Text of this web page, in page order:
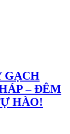
GẠCH
– ĐÊM
HÀO!